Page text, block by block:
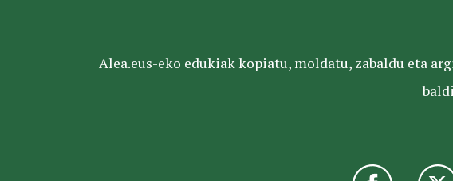
Alea.eus-eko edukiak kopiatu, moldatu, zabaldu eta